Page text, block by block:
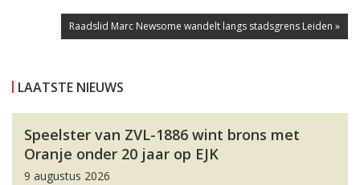
Raadslid Marc Newsome wandelt langs stadsgrens Leiden »
LAATSTE NIEUWS
Speelster van ZVL-1886 wint brons met
Oranje onder 20 jaar op EJK
9 augustus 2026